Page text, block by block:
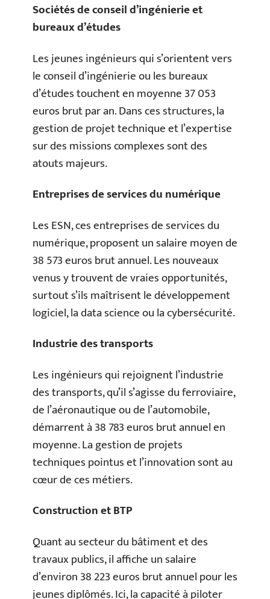
Sociétés de conseil d’ingénierie et
bureaux d’études
Les jeunes ingénieurs qui s’orientent vers
le conseil d’ingénierie ou les bureaux
d’études touchent en moyenne 37 053
euros brut par an. Dans ces structures, la
gestion de projet technique et l’expertise
sur des missions complexes sont des
atouts majeurs.
Entreprises de services du numérique
Les ESN, ces entreprises de services du
numérique, proposent un salaire moyen de
38 573 euros brut annuel. Les nouveaux
venus y trouvent de vraies opportunités,
surtout s’ils maîtrisent le développement
logiciel, la data science ou la cybersécurité.
Industrie des transports
Les ingénieurs qui rejoignent l’industrie
des transports, qu’il s’agisse du ferroviaire,
de l’aéronautique ou de l’automobile,
démarrent à 38 783 euros brut annuel en
moyenne. La gestion de projets
techniques pointus et l’innovation sont au
cœur de ces métiers.
Construction et BTP
Quant au secteur du bâtiment et des
travaux publics, il affiche un salaire
d’environ 38 223 euros brut annuel pour les
jeunes diplômés. Ici, la capacité à piloter